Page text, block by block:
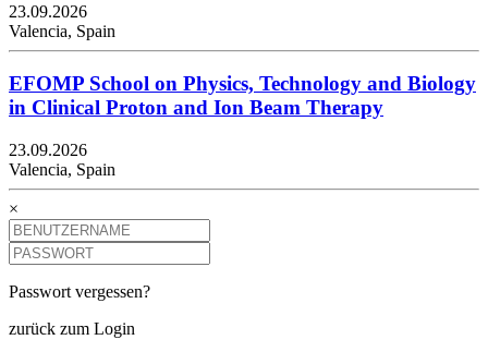
23.09.2026
Valencia, Spain
EFOMP School on Physics, Technology and Biology
in Clinical Proton and Ion Beam Therapy
23.09.2026
Valencia, Spain
×
Passwort vergessen?
zurück zum Login